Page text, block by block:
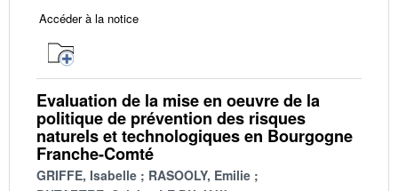
Accéder à la notice
Evaluation de la mise en oeuvre de la
politique de prévention des risques
naturels et technologiques en Bourgogne
Franche-Comté
GRIFFE, Isabelle
RASOOLY, Emilie